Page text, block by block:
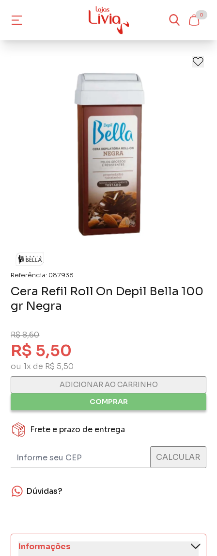
0
Referência: 087938
Cera Refil Roll On Depil Bella 100
gr Negra
R$ 8,60
R$ 5,50
ou 1x de R$ 5,50
ADICIONAR AO CARRINHO
COMPRAR
Frete e prazo de entrega
Dúvidas?
Informações